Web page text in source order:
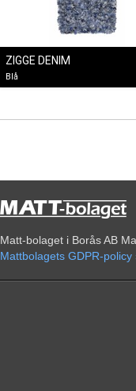
ZIGGE DENIM
Blå
Matt-bolaget i Borås AB
Mattbolagets GDPR-policy